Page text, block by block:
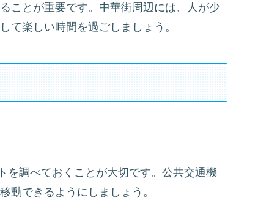
ことが重要です。中華街周辺には、人が少
て楽しい時間を過ごしましょう。
を調べておくことが大切です。公共交通機
動できるようにしましょう。